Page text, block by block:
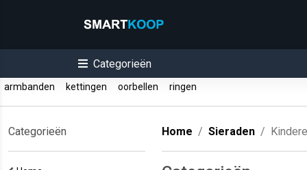
Categorieën
armbanden kettingen oorbellen ringen
Categorieën Home Sieraden